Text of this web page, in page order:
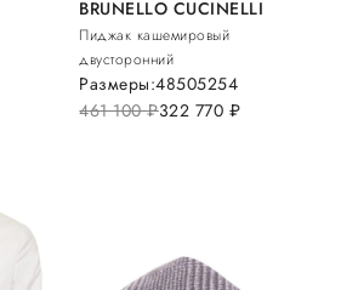
BRUNELLO CUCINELLI
Пиджак кашемировый
двусторонний
461 100руб.322 770 руб.
Размеры:48505254